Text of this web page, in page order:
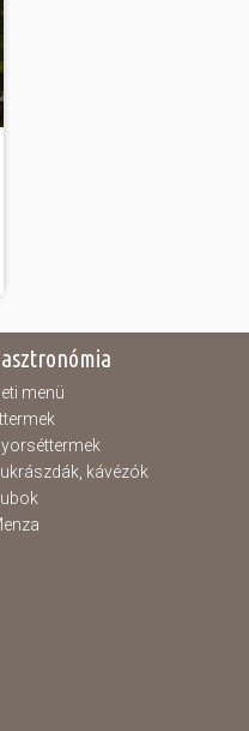
menü
kávézók